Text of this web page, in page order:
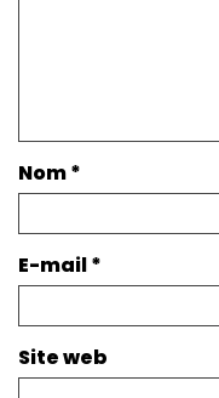
Nom*
E-mail*
Site web